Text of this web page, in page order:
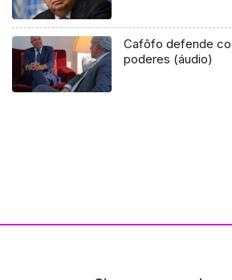
Cafôfo defende
poderes (áudio)